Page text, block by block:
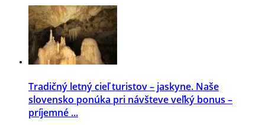
Tradičný letný cieľ turistov – jaskyne. Naše
slovensko ponúka pri návšteve veľký bonus –
príjemné ...